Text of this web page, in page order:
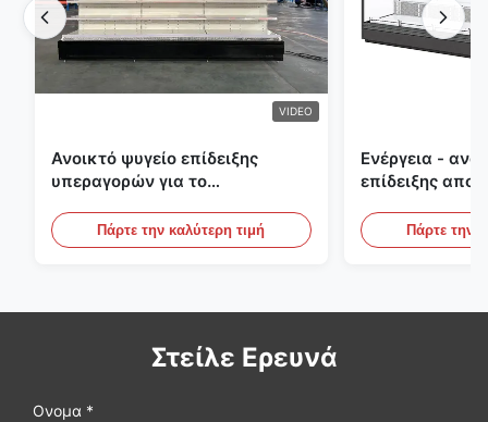
VIDEO
Ανοικτό ψυγείο επίδειξης
υπεραγορών για το
φωτισμό των οδηγήσεων
Πάρτε την καλύτερη τιμή
Ενέργεια -
επίδειξης
περιπτώσεις
Πάρτε την
Στείλε Ερευνά
Ονομα *